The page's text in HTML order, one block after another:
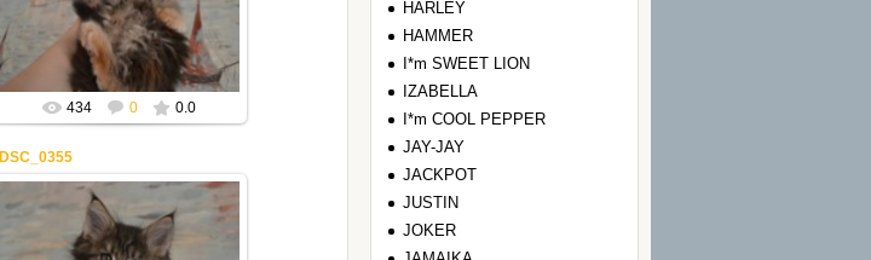
Mila2409
434 0 0.0
DSC_0355
22.02.2021
HARLEY
HAMMER
I*m SWEET LION
IZABELLA
I*m COOL PEPPER
JAY-JAY
JACKPOT
JUSTIN
JOKER